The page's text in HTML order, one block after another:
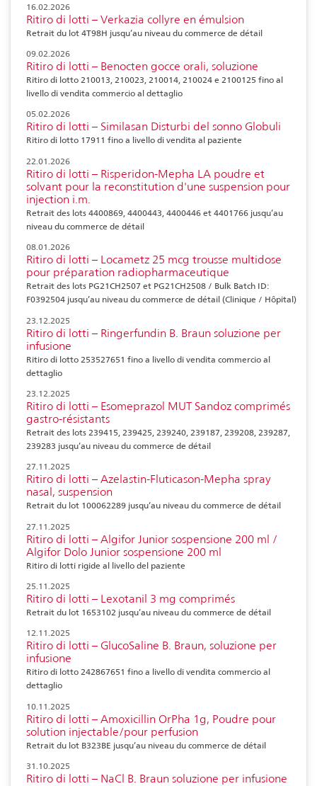
16.02.2026
Ritiro di lotti – Verkazia collyre en émulsion
Retrait du lot 4T98H jusqu’au niveau du commerce de détail
09.02.2026
Ritiro di lotti – Benocten gocce orali, soluzione
Ritiro di lotto 210013, 210023, 210014, 210024 e 2100125 fino al
livello di vendita commercio al dettaglio
05.02.2026
Ritiro di lotti – Similasan Disturbi del sonno Globuli
Ritiro di lotto 17911 fino a livello di vendita al paziente
22.01.2026
Ritiro di lotti – Risperidon-Mepha LA poudre et
solvant pour la reconstitution d'une suspension pour
injection i.m.
Retrait des lots 4400869, 4400443, 4400446 et 4401766 jusqu’au
niveau du commerce de détail
08.01.2026
Ritiro di lotti – Locametz 25 mcg trousse multidose
pour préparation radiopharmaceutique
Retrait des lots PG21CH2507 et PG21CH2508 / Bulk Batch ID:
F0392504 jusqu’au niveau du commerce de détail (Clinique / Hôpital)
23.12.2025
Ritiro di lotti – Ringerfundin B. Braun soluzione per
infusione
Ritiro di lotto 253527651 fino a livello di vendita commercio al
dettaglio
23.12.2025
Ritiro di lotti – Esomeprazol MUT Sandoz comprimés
gastro-résistants
Retrait des lots 239415, 239425, 239240, 239187, 239208, 239287,
239283 jusqu’au niveau du commerce de détail
27.11.2025
Ritiro di lotti – Azelastin-Fluticason-Mepha spray
nasal, suspension
Retrait du lot 100062289 jusqu’au niveau du commerce de détail
27.11.2025
Ritiro di lotti – Algifor Junior sospensione 200 ml /
Algifor Dolo Junior sospensione 200 ml
Ritiro di lotti rigide al livello del paziente
25.11.2025
Ritiro di lotti – Lexotanil 3 mg comprimés
Retrait du lot 1653102 jusqu’au niveau du commerce de détail
12.11.2025
Ritiro di lotti – GlucoSaline B. Braun, soluzione per
infusione
Ritiro di lotto 242867651 fino a livello di vendita commercio al
dettaglio
10.11.2025
Ritiro di lotti – Amoxicillin OrPha 1g, Poudre pour
solution injectable/pour perfusion
Retrait du lot B323BE jusqu’au niveau du commerce de détail
31.10.2025
Ritiro di lotti – NaCl B. Braun soluzione per infusione